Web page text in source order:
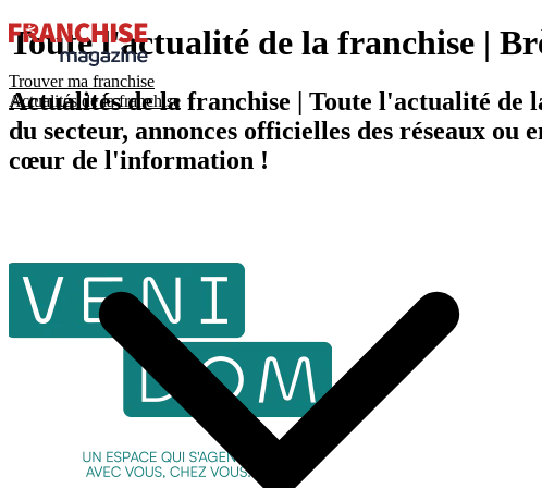
Trouver ma franchise
Actualités de la franchise
Toute l'actualité de la franchise |
Actualités de la franchise | Toute l'actualité de
du secteur, annonces officielles des réseaux
cœur de l'information !